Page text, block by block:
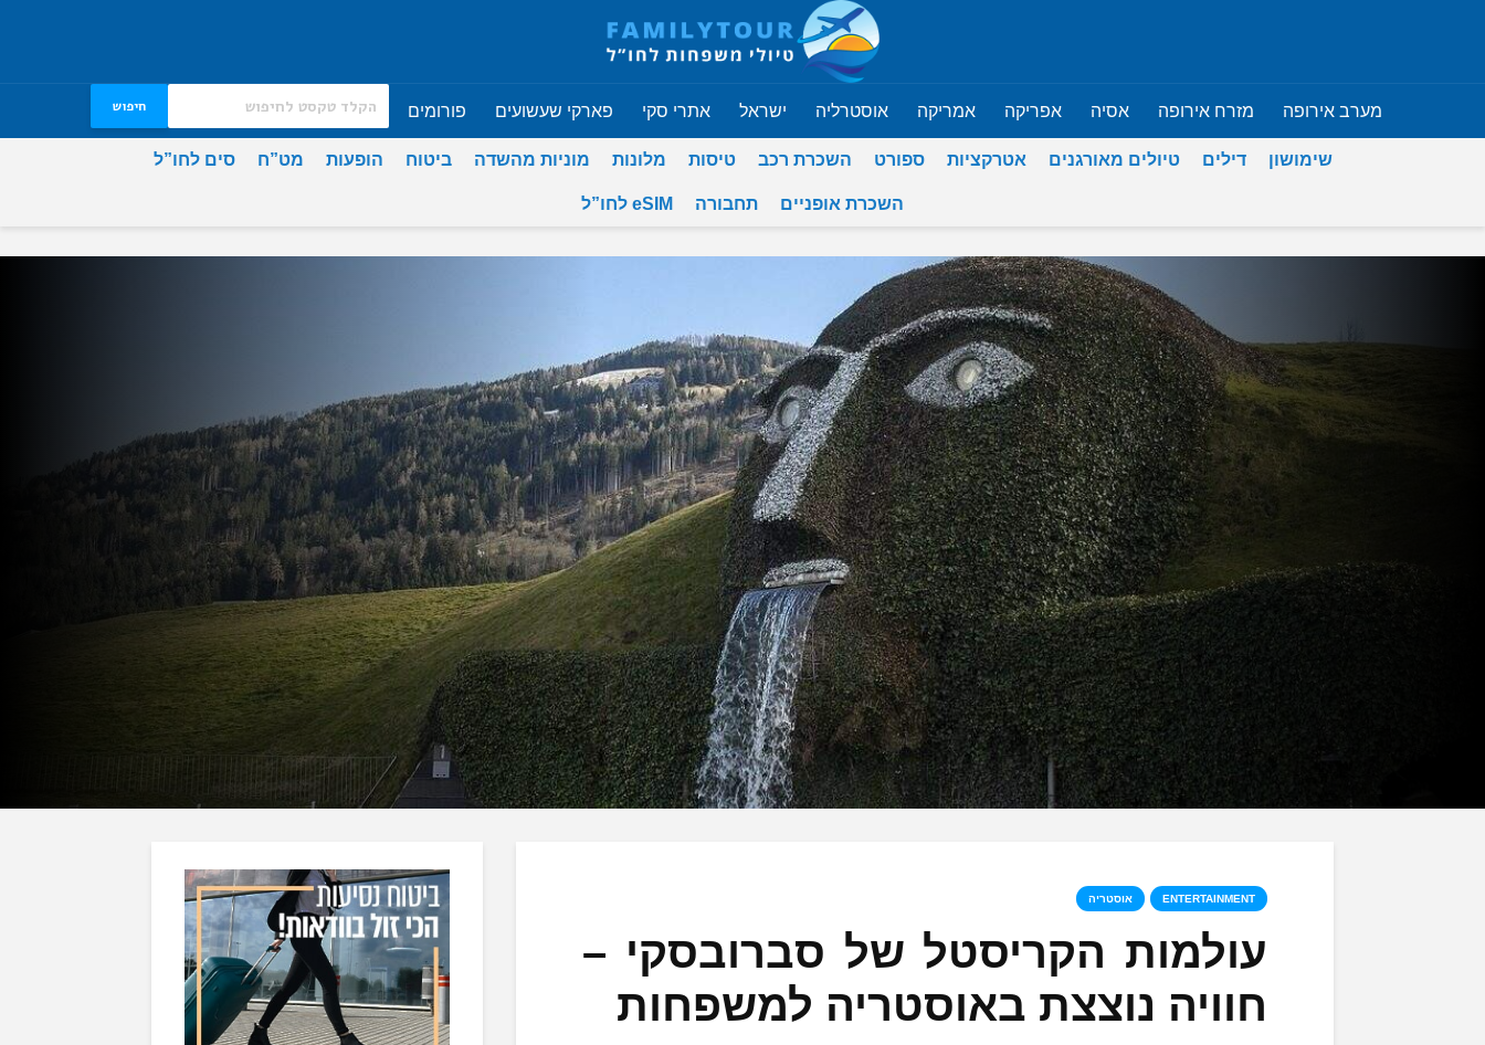
מערב אירופה מזרח אירופה אסיה אפריקה אמריקה אוסטרליה ישראל אתרי סקי פארקי שעשועים פורומים חיפוש
שימושון דילים טיולים מאורגנים אטרקציות ספורט השכרת רכב טיסות מלונות מוניות מהשדה ביטוח הופעות מט”ח סים לחו”ל
השכרת אופניים תחבורה eSIM לחו”ל
ENTERTAINMENT אוסטריה
עולמות הקריסטל של סברובסקי –
חוויה נוצצת באוסטריה למשפחות